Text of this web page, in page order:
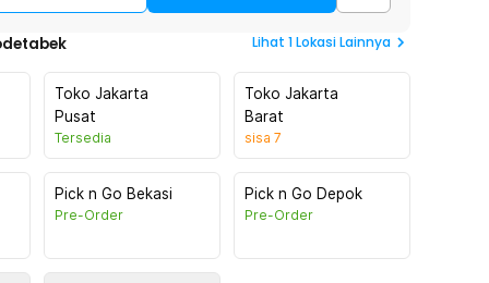
Lihat 1Lokasi Lainnya
Toko Jakarta
Pusat
Tersedia
Toko Jakarta
Barat
sisa 7
Pick n Go Bekasi
Pre-Order
Pick n Go Depok
Pre-Order